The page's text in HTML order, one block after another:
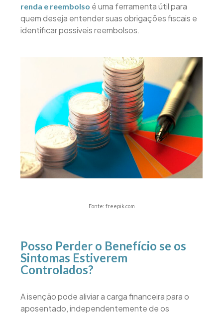
renda e reembolso é uma ferramenta útil para
quem deseja entender suas obrigações fiscais e
identificar possíveis reembolsos.
Fonte: freepik.com
Posso Perder o Benefício se os
Sintomas Estiverem
Controlados?
A isenção pode aliviar a carga financeira para o
aposentado, independentemente de os